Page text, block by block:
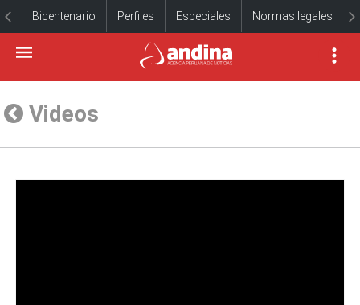
Bicentenario Perfiles Especiales Normas legales
Videos